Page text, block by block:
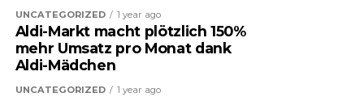
UNCATEGORIZED 1 year ago
Aldi-Markt macht plötzlich 150%
mehr Umsatz pro Monat dank
Aldi-Mädchen
UNCATEGORIZED 1 year ago